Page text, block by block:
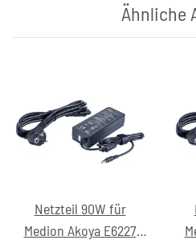
Ähnliche
Netzteil 90W für
Medion Akoya E6227